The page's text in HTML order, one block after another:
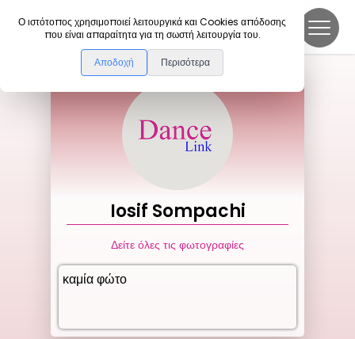
Ο ιστότοπος χρησιμοποιεί λειτουργικά και Cookies απόδοσης
που είναι απαραίτητα για τη σωστή λειτουργία του.
Αποδοχή Περισότερα
DanceLink
Iosif Sompachi
Δείτε όλες τις φωτογραφίες
καμία φώτο